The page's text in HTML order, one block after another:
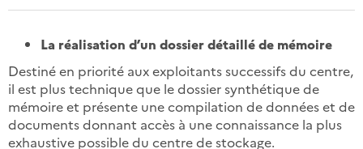
La réalisation d’un dossier détaillé de mémoire
Destiné en priorité aux exploitants successifs du centre,
il est plus technique que le dossier synthétique de
mémoire et présente une compilation de données et de
documents donnant accès à une connaissance la plus
exhaustive possible du centre de stockage.